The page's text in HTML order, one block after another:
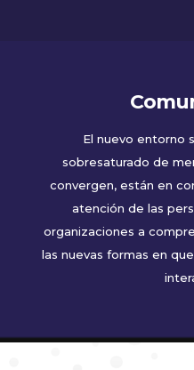
El nuevo entorno
sobresaturado de
convergen, están en
atención de las
organizaciones a
las nuevas formas en